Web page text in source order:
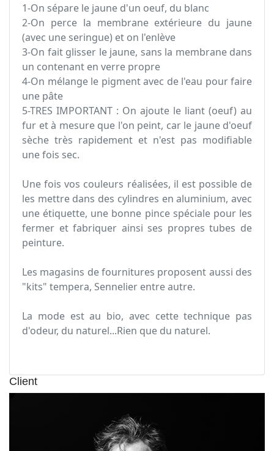
1-On sépare le jaune d'un oeuf, du blanc
2-On perce la membrane extérieure du jaune
(avec une seringue) et on l'enlève
3-On fait glisser le jaune, sans la membrane dans
un contenant en verre propre
4-On mélange le pigment avec de l'eau pour faire
une pâte
5-TRES IMPORTANT : On ajoute le liant (oeuf) au
fur et à mesure que l'on peint, car le jaune d'oeuf
sèche très rapidement et n'est pas modifiable
une fois sec.
Une fois vos couleurs réalisées, il est possible de
les mettre dans des cylindres en aluminium, avec
une étiquette, une bonne pince spéciale pour les
fermer et fabriquer ainsi ses propres tubes de
peinture.
Les magasins de fournitures proposent aussi des
"kits" tempera, Sennelier entre autre.
La mode est au bio, avec cette technique pas
d'odeur, du naturel...Rien que du naturel.
Client